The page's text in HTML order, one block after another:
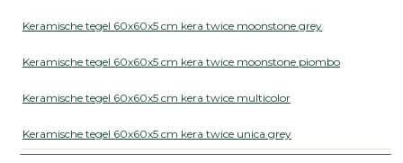
Keramische tegel 60x60x5 cm kera twice moonstone grey
Keramische tegel 60x60x5 cm kera twice moonstone piombo
Keramische tegel 60x60x5 cm kera twice multicolor
Keramische tegel 60x60x5 cm kera twice unica grey